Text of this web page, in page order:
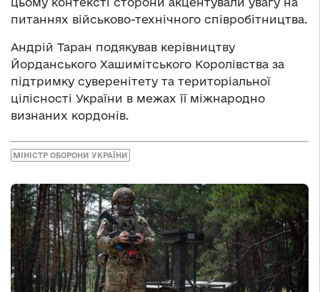
питаннях військово-технічного співробітництва.
Андрій Таран подякував керівництву
Йорданського Хашимітського Королівства за
підтримку суверенітету та територіальної
цілісності України в межах її міжнародно
визнаних кордонів.
МІНІСТР ОБОРОНИ УКРАЇНИ